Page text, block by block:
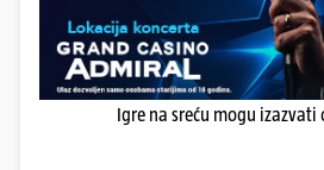
Igre na sreću mogu izazvati